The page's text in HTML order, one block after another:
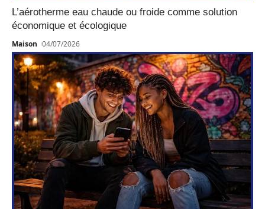
L’aérotherme eau chaude ou froide comme solution
économique et écologique
Maison 04/07/2026